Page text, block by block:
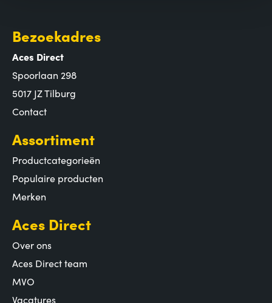
Bezoekadres
Aces Direct
Spoorlaan 298
5017 JZ Tilburg
Contact
Assortiment
Productcategorieën
Populaire producten
Merken
Aces Direct
Over ons
Aces Direct team
MVO
Vacatures